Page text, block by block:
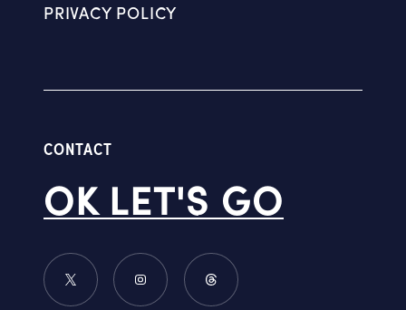
PRIVACY POLICY
CONTACT
OK LET'S GO